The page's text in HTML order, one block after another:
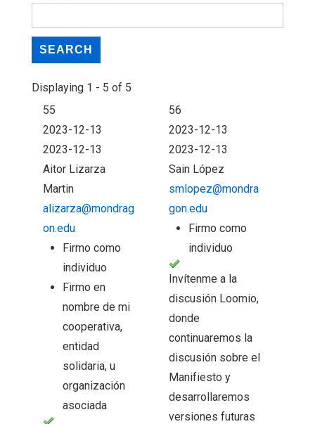
Displaying 1 - 5 of 5
55
2023-12-13
2023-12-13
Aitor Lizarza
Martin
alizarza@mondrag
on.edu
Firmo como
individuo
Firmo en
nombre de mi
cooperativa,
entidad
solidaria, u
organización
asociada
56
2023-12-13
2023-12-13
Sain López
smlopez@mondra
gon.edu
Firmo como
individuo
Invítenme a la
discusión Loomio,
donde
continuaremos la
discusión sobre el
Manifiesto y
desarrollaremos
versiones futuras